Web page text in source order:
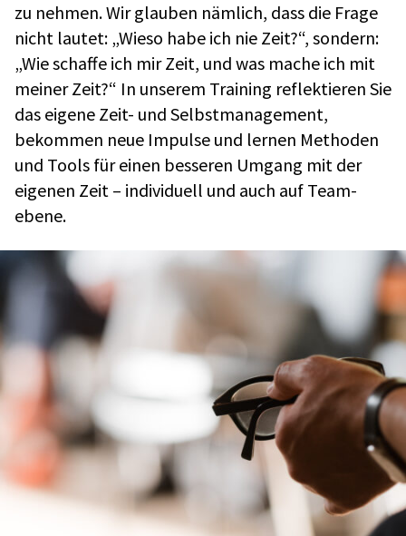
zu nehmen. Wir glau­ben nämlich, dass die Frage
nicht lautet: „Wieso habe ich nie Zeit?“, sondern:
„Wie schaffe ich mir Zeit, und was mache ich mit
meiner Zeit?“ In unse­rem Trai­ning reflek­tie­ren Sie
das eigene Zeit- und Selbst­ma­nage­ment,
bekom­men neue Impulse und lernen Metho­den
und Tools für einen besse­ren Umgang mit der
eige­nen Zeit – indi­vi­du­ell und auch auf Team­
ebene.